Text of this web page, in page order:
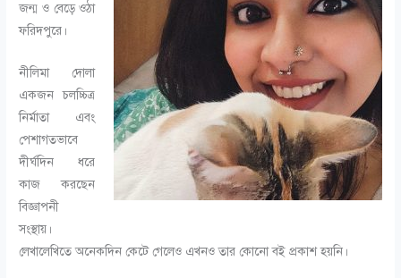
জন্ম ও বেড়ে ওঠা
ফরিদপুরে।
নীলিমা দোলা
একজন চলচ্চিত্র
নির্মাতা এবং
পেশাগতভাবে
দীর্ঘদিন ধরে
কাজ করছেন
বিজ্ঞাপনী
সংস্থায়।
লেখালেখিতে অনেকদিন কেটে গেলেও এখনও তার কোনো বই প্রকাশ হয়নি।